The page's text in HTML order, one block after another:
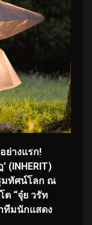
ย่างแรก!
(INHERIT)
มทัศน์โลก ณ
“จุ๋ย วรัท
ทีมนักแสดง